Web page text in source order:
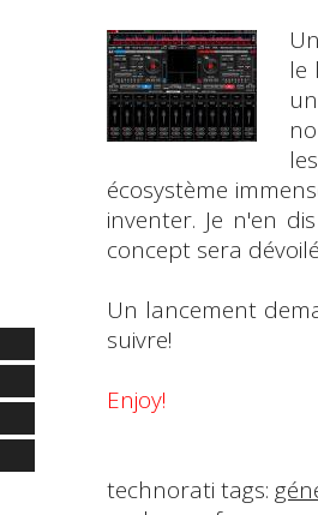
Un
le
écosystème
inventer. Je n'en
concept sera
Un lancement
suivre!
Enjoy!
technorati tags: